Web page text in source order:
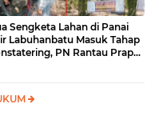
Sengketa Lahan di Panai
Labuhanbatu Masuk Tahap
PN Rantau Prapat